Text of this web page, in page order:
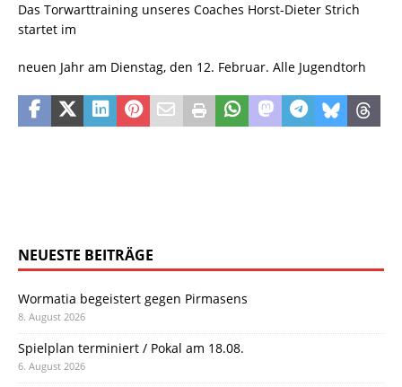
Das Torwarttraining unseres Coaches Horst-Dieter Strich
startet im
neuen Jahr am Dienstag, den 12. Februar. Alle Jugendtorh
NEUESTE BEITRÄGE
Wormatia begeistert gegen Pirmasens
8. August 2026
Spielplan terminiert / Pokal am 18.08.
6. August 2026